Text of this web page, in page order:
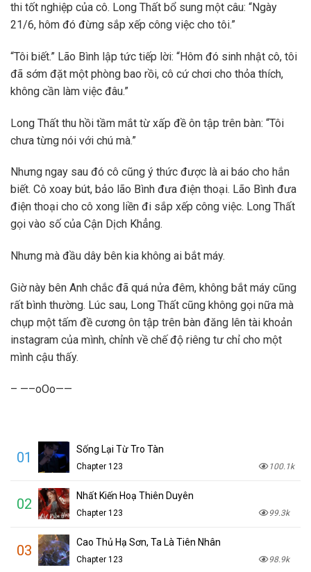
thi tốt nghiệp của cô. Long Thất bổ sung một câu: “Ngày
21/6, hôm đó đừng sắp xếp công việc cho tôi.”
“Tôi biết.” Lão Bình lập tức tiếp lời: “Hôm đó sinh nhật cô, tôi
đã sớm đặt một phòng bao rồi, cô cứ chơi cho thỏa thích,
không cần làm việc đâu.”
Long Thất thu hồi tầm mắt từ xấp đề ôn tập trên bàn: “Tôi
chưa từng nói với chú mà.”
Nhưng ngay sau đó cô cũng ý thức được là ai báo cho hắn
biết. Cô xoay bút, bảo lão Bình đưa điện thoại. Lão Bình đưa
điện thoại cho cô xong liền đi sắp xếp công việc. Long Thất
gọi vào số của Cận Dịch Khẳng.
Nhưng mà đầu dây bên kia không ai bắt máy.
Giờ này bên Anh chắc đã quá nửa đêm, không bắt máy cũng
rất bình thường. Lúc sau, Long Thất cũng không gọi nữa mà
chụp một tấm đề cương ôn tập trên bàn đăng lên tài khoản
instagram của mình, chỉnh về chế độ riêng tư chỉ cho một
mình cậu thấy.
– —–oOo——
01 Sống Lại Từ Tro Tàn
Chapter 123 100.1k
02 Nhất Kiến Hoạ Thiên Duyên
Chapter 123 99.3k
03 Cao Thủ Hạ Sơn, Ta Là Tiên Nhân
Chapter 123 98.9k